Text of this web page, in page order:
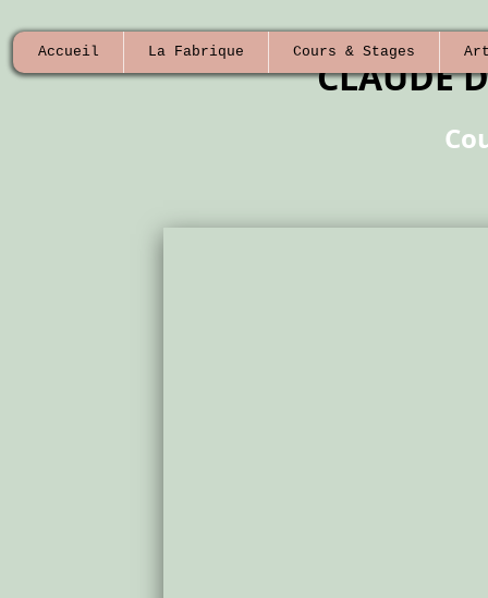
CLAUDE
Accueil La Fabrique Cours & Stages